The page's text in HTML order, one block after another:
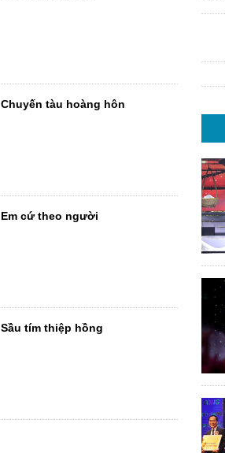
Chuyến tàu hoàng hôn
Em cứ theo người
Sầu tím thiệp hồng